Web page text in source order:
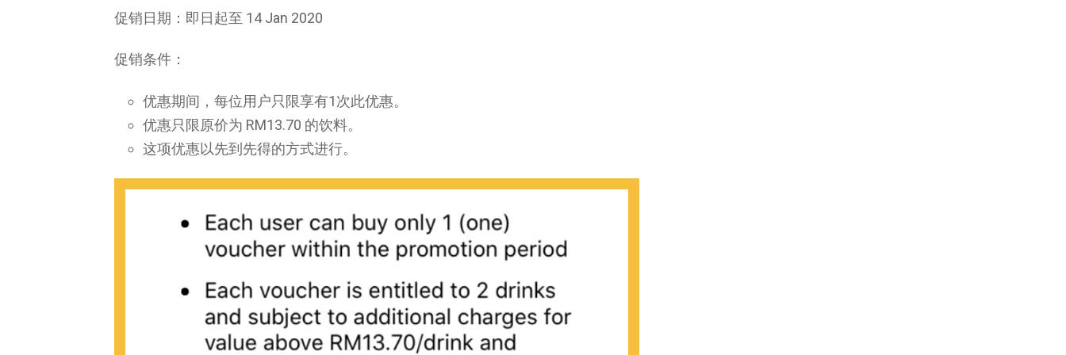
促销日期：即日起至 14 Jan 2020
促销条件：
优惠期间，每位用户只限享有1次此优惠。
优惠只限原价为 RM13.70 的饮料。
这项优惠以先到先得的方式进行。